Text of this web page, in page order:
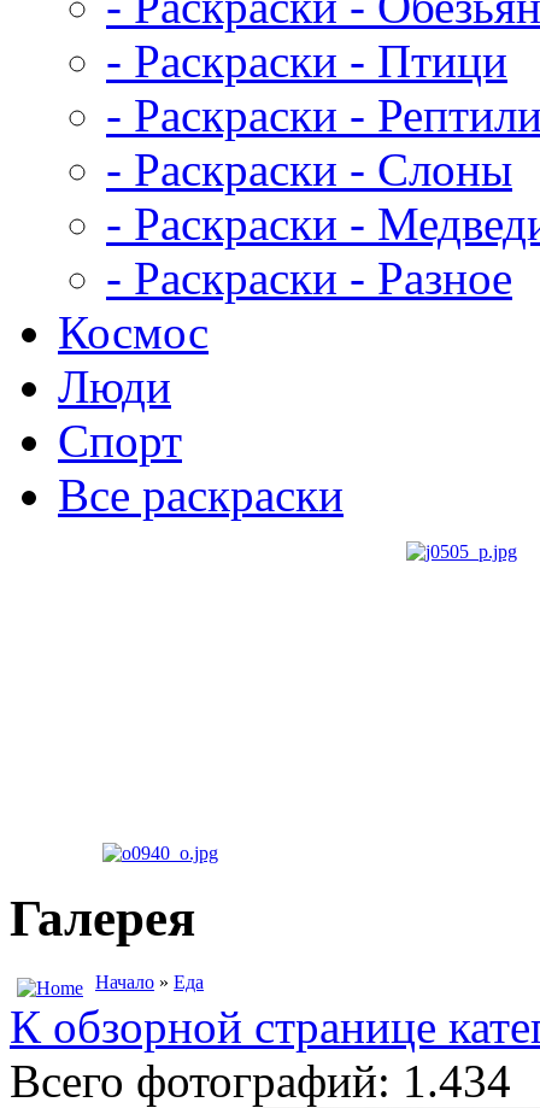
- Раскраски - Птици
- Раскраски -
- Раскраски - Слоны
- Раскраски -
- Раскраски - Разное
Космос
Люди
Спорт
Все раскраски
Галерея
Начало » Еда
К обзорной странице
Всего фотографий: 1.434